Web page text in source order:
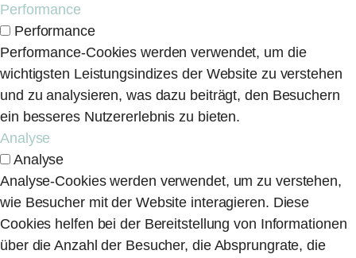
Performance
Performance
Performance-Cookies werden verwendet, um die
wichtigsten Leistungsindizes der Website zu verstehen
und zu analysieren, was dazu beiträgt, den Besuchern
ein besseres Nutzererlebnis zu bieten.
Analyse
Analyse
Analyse-Cookies werden verwendet, um zu verstehen,
wie Besucher mit der Website interagieren. Diese
Cookies helfen bei der Bereitstellung von Informationen
über die Anzahl der Besucher, die Absprungrate, die